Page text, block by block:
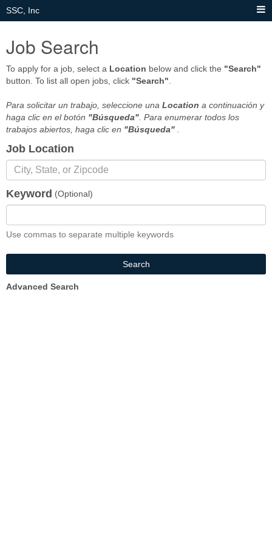
SSC, Inc
Job Search
To apply for a job, select a Location below and click the "Search"
button. To list all open jobs, click "Search"
Para solicitar un trabajo, seleccione una Location a continuación y
haga clic en el botón "Búsqueda" . Para enumerar todos los
trabajos abiertos, haga clic en "Búsqueda"
Job Location
Keyword (Optional)
Use commas to separate multiple keywords
Search
Advanced Search